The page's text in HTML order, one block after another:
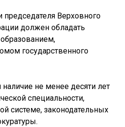
председателя Верховного
должен обладать
государственного
не менее десяти лет
специальности,
системе, законодательных